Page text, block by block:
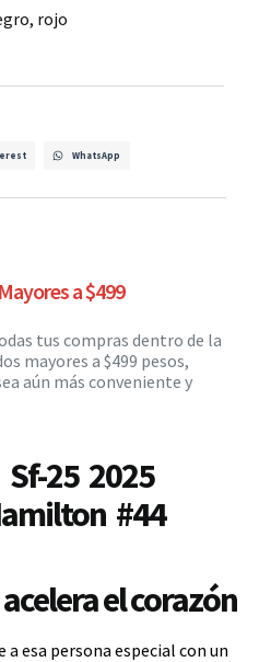
, rojo
WhatsApp
a $499
tus compras dentro de la
mayores a $499 pesos,
aún más conveniente y
25 2025
#44
el corazón
esa persona especial con un